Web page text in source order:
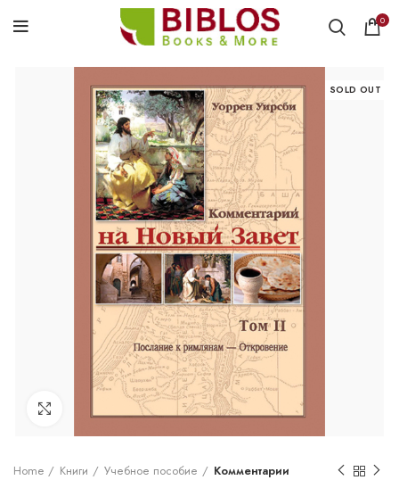
0
SOLD OUT
Home Книги Учебное пособие Комментарии